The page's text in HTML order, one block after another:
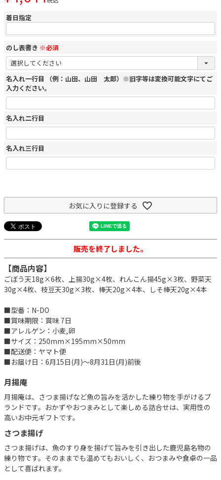
着日指定
のし表書き ※必須
名入れ一行目 （例：山田、山田 太郎）※旧字等は変換可能文字にてご
入力ください。
名入れ二行目
名入れ三行目
お気に入りに登録する
販売を終了しました。
【商品内容】
ごぼう天18g×6枚、上揚30g×4枚、れんこん揚45g×3枚、野菜天
30g×4枚、枝豆天30g×3枚、棒天20g×4本、しそ棒天20g×4本
■型番：N-DO
■賞味期限：賞味 7日
■アレルゲン：小麦,卵
■サイズ：250mm×195mm×50mm
■配送便：ヤマト便
■お届け日：6月15日(月)～8月31日(月)前後
月揚庵
月揚庵は、さつま揚げなど魚の旨みを活かした練り物を手がけるブ
ランドです。おかずやおつまみとして楽しめる詰合せは、実用性の
高いお中元ギフトです。
さつま揚げ
さつま揚げは、魚のすり身を揚げて旨みを引き出した鹿児島名物の
練り物です。そのままでも温めてもおいしく、おつまみや食卓の一品
として喜ばれます。